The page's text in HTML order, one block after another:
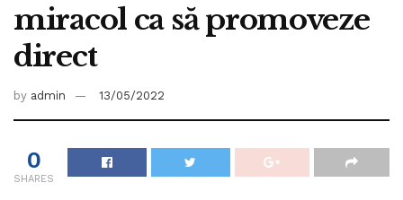
miracol ca să promoveze
direct
by admin 13/05/2022
0
SHARES